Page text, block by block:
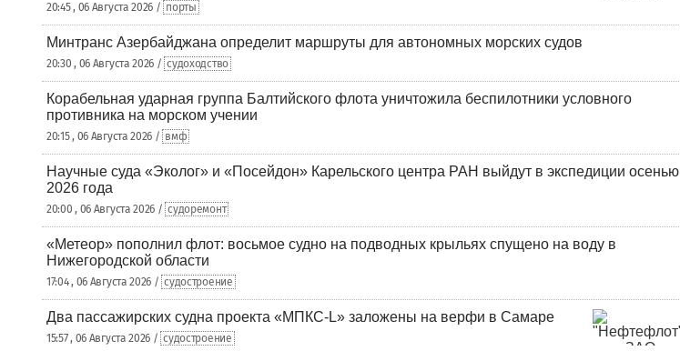
20:45 , 06 Августа 2026 / порты
Минтранс Азербайджана определит маршруты для автономных морских судов
20:30 , 06 Августа 2026 / судоходство
Корабельная ударная группа Балтийского флота уничтожила беспилотники условного
противника на морском учении
20:15 , 06 Августа 2026 / вмф
Научные суда «Эколог» и «Посейдон» Карельского центра РАН выйдут в экспедиции осенью
2026 года
20:00 , 06 Августа 2026 / судоремонт
«Метеор» пополнил флот: восьмое судно на подводных крыльях спущено на воду в
Нижегородской области
17:04 , 06 Августа 2026 / судостроение
Два пассажирских судна проекта «МПКС-L» заложены на верфи в Самаре
15:57 , 06 Августа 2026 / судостроение